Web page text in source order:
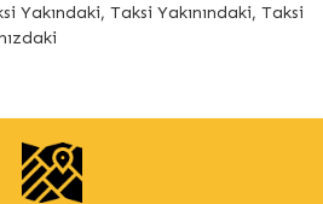
Yakındaki, Taksi Yakınındaki, Taksi